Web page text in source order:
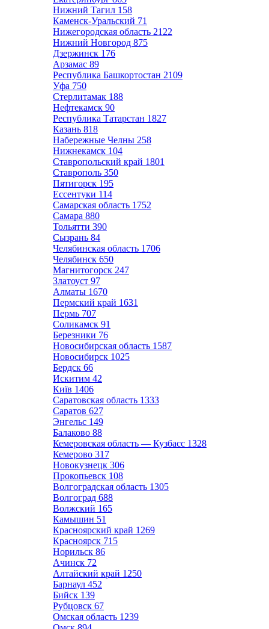
Нижний Тагил 158
Каменск-Уральский 71
Нижегородская область 2122
Нижний Новгород 875
Дзержинск 176
Арзамас 89
Республика Башкортостан 2109
Уфа 750
Стерлитамак 188
Нефтекамск 90
Республика Татарстан 1827
Казань 818
Набережные Челны 258
Нижнекамск 104
Ставропольский край 1801
Ставрополь 350
Пятигорск 195
Ессентуки 114
Самарская область 1752
Самара 880
Тольятти 390
Сызрань 84
Челябинская область 1706
Челябинск 650
Магнитогорск 247
Златоуст 97
Алматы 1670
Пермский край 1631
Пермь 707
Соликамск 91
Березники 76
Новосибирская область 1587
Новосибирск 1025
Бердск 66
Искитим 42
Київ 1406
Саратовская область 1333
Саратов 627
Энгельс 149
Балаково 88
Кемеровская область — Кузбасс 1328
Кемерово 317
Новокузнецк 306
Прокопьевск 108
Волгоградская область 1305
Волгоград 688
Волжский 165
Камышин 51
Красноярский край 1269
Красноярск 715
Норильск 86
Ачинск 72
Алтайский край 1250
Барнаул 452
Бийск 139
Рубцовск 67
Омская область 1239